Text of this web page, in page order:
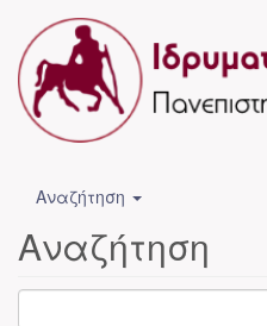
Αναζήτηση
Αναζήτηση